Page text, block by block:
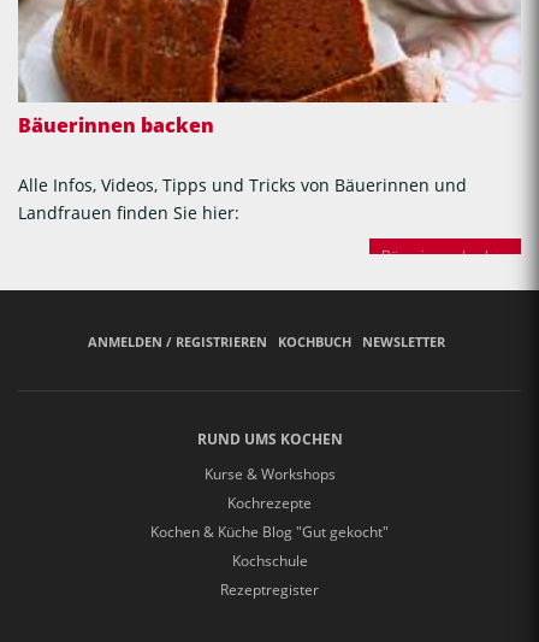
Bäuerinnen backen
Alle Infos, Videos, Tipps und Tricks von Bäuerinnen und
Landfrauen finden Sie hier:
Bäuerinnen backen
ANMELDEN / REGISTRIEREN KOCHBUCH NEWSLETTER
RUND UMS KOCHEN
Kurse & Workshops
Kochrezepte
Kochen & Küche Blog "Gut gekocht"
Kochschule
Rezeptregister